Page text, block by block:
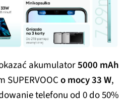
akumulator5000 mAh
SUPERVOOCo mocy 33 W,
telefonu od 0 do 50%